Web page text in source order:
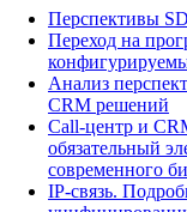
Перспективы
Переход на
Анализ
CRM решений
Call-центр и
обязательный
современного
IP-связь.